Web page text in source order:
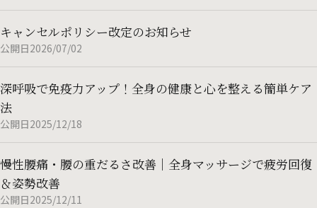
キャンセルポリシー改定のお知らせ
公開日2026/07/02
深呼吸で免疫力アップ！全身の健康と心を整える簡単ケア
法
公開日2025/12/18
慢性腰痛・腰の重だるさ改善｜全身マッサージで疲労回復
＆姿勢改善
公開日2025/12/11